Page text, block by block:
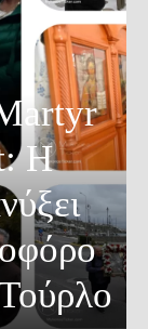
Η